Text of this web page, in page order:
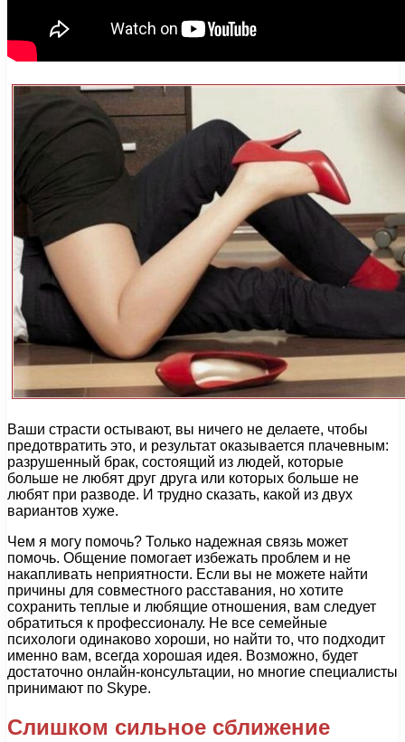
Ваши страсти остывают, вы ничего не делаете, чтобы
предотвратить это, и результат оказывается плачевным:
разрушенный брак, состоящий из людей, которые
больше не любят друг друга или которых больше не
любят при разводе. И трудно сказать, какой из двух
вариантов хуже.
Чем я могу помочь? Только надежная связь может
помочь. Общение помогает избежать проблем и не
накапливать неприятности. Если вы не можете найти
причины для совместного расставания, но хотите
сохранить теплые и любящие отношения, вам следует
обратиться к профессионалу. Не все семейные
психологи одинаково хороши, но найти то, что подходит
именно вам, всегда хорошая идея. Возможно, будет
достаточно онлайн-консультации, но многие специалисты
принимают по Skype.
Слишком сильное сближение